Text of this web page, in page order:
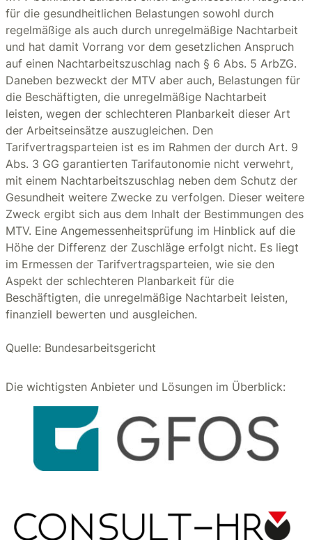
für die gesundheitlichen Belastungen sowohl durch
regelmäßige als auch durch unregelmäßige Nachtarbeit
und hat damit Vorrang vor dem gesetzlichen Anspruch
auf einen Nachtarbeitszuschlag nach § 6 Abs. 5 ArbZG.
Daneben bezweckt der MTV aber auch, Belastungen für
die Beschäftigten, die unregelmäßige Nachtarbeit
leisten, wegen der schlechteren Planbarkeit dieser Art
der Arbeitseinsätze auszugleichen. Den
Tarifvertragsparteien ist es im Rahmen der durch Art. 9
Abs. 3 GG garantierten Tarifautonomie nicht verwehrt,
mit einem Nachtarbeitszuschlag neben dem Schutz der
Gesundheit weitere Zwecke zu verfolgen. Dieser weitere
Zweck ergibt sich aus dem Inhalt der Bestimmungen des
MTV. Eine Angemessenheitsprüfung im Hinblick auf die
Höhe der Differenz der Zuschläge erfolgt nicht. Es liegt
im Ermessen der Tarifvertragsparteien, wie sie den
Aspekt der schlechteren Planbarkeit für die
Beschäftigten, die unregelmäßige Nachtarbeit leisten,
finanziell bewerten und ausgleichen.
Quelle: Bundesarbeitsgericht
Die wichtigsten Anbieter und Lösungen im Überblick: